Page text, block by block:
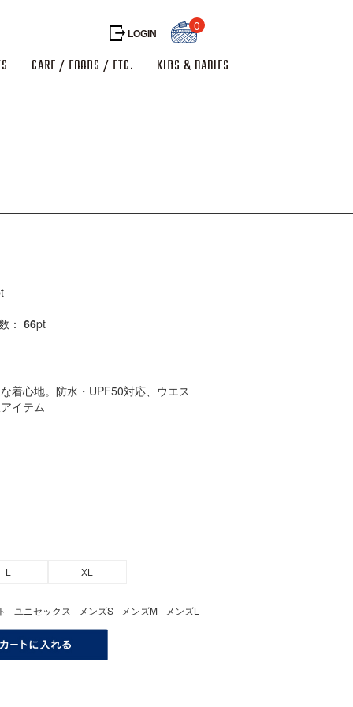
LOGIN
0
CARE / FOODS / ETC. KIDS & BABIES
： 66pt
着心地。防水・UPF50対応、ウエス
イテム
L XL
- ユニセックス - メンズS - メンズM - メンズL